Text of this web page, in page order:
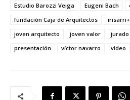
Estudio Barozzi Veiga
Eugeni Bach
fundación Caja de Arquitectos
joven arquitecto
joven valor jurado
presentación
víctor navarro video